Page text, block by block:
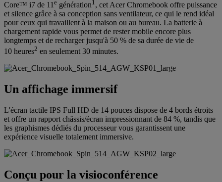
Core™ i7 de 11 e génération1 , cet Acer Chromebook offre puissance
et silence grâce à sa conception sans ventilateur, ce qui le rend idéal
pour ceux qui travaillent à la maison ou au bureau. La batterie à
chargement rapide vous permet de rester mobile encore plus
longtemps et de recharger jusqu'à 50 % de sa durée de vie de
10 heures2 en seulement 30 minutes.
Un affichage immersif
L'écran tactile IPS Full HD de 14 pouces dispose de 4 bords étroits
et offre un rapport châssis/écran impressionnant de 84 %, tandis que
les graphismes dédiés du processeur vous garantissent une
expérience visuelle totalement immersive.
Conçu pour la visioconférence